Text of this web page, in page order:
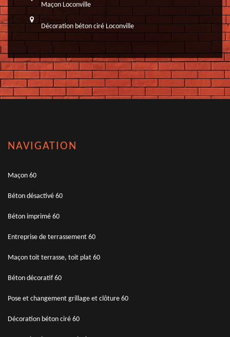
Maçon Loconville
Décoration béton ciré Loconville
NAVIGATION
Maçon 60
Béton désactivé 60
Béton imprimé 60
Entreprise de terrassement 60
Maçon toit terrasse, toit plat 60
Béton décoratif 60
Pose et changement grillage et clôture 60
Décoration béton ciré 60